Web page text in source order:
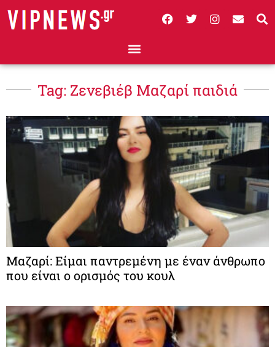
Tag: Ζενεβιέβ Μαζαρί παιδιά
Μαζαρί: Είμαι παντρεμένη με έναν άνθρωπο
που είναι ο ορισμός του κουλ